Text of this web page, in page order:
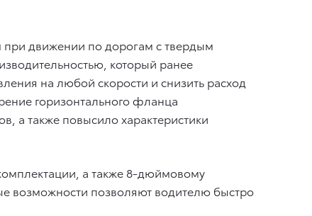
движении по дорогам с твердым
который ранее
на любой скорости и снизить расход
горизонтального фланца
а также повысило характеристики
а также 8-дюймовому
возможности позволяют водителю быстро